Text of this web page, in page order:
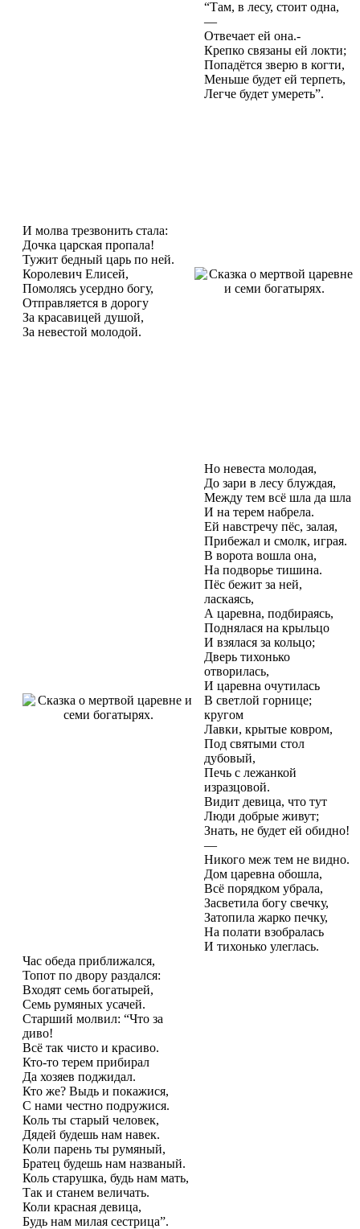
“Там, в лесу, стоит одна,
—
Отвечает ей она.-
Крепко связаны ей локти;
Попадётся зверю в когти,
Меньше будет ей терпеть,
Легче будет умереть”.
И молва трезвонить стала:
Дочка царская пропала!
Тужит бедный царь по ней.
Королевич Елисей,
Помолясь усердно богу,
Отправляется в дорогу
За красавицей душой,
За невестой молодой.
Но невеста молодая,
До зари в лесу блуждая,
Между тем всё шла да шла
И на терем набрела.
Ей навстречу пёс, залая,
Прибежал и смолк, играя.
В ворота вошла она,
На подворье тишина.
Пёс бежит за ней,
ласкаясь,
А царевна, подбираясь,
Поднялася на крыльцо
И взялася за кольцо;
Дверь тихонько
отворилась,
И царевна очутилась
В светлой горнице;
кругом
Лавки, крытые ковром,
Под святыми стол
дубовый,
Печь с лежанкой
изразцовой.
Видит девица, что тут
Люди добрые живут;
Знать, не будет ей обидно!
—
Никого меж тем не видно.
Дом царевна обошла,
Всё порядком убрала,
Засветила богу свечку,
Затопила жарко печку,
На полати взобралась
И тихонько улеглась.
Час обеда приближался,
Топот по двору раздался:
Входят семь богатырей,
Семь румяных усачей.
Старший молвил: “Что за
диво!
Всё так чисто и красиво.
Кто-то терем прибирал
Да хозяев поджидал.
Кто же? Выдь и покажися,
С нами честно подружися.
Коль ты старый человек,
Дядей будешь нам навек.
Коли парень ты румяный,
Братец будешь нам названый.
Коль старушка, будь нам мать,
Так и станем величать.
Коли красная девица,
Будь нам милая сестрица”.